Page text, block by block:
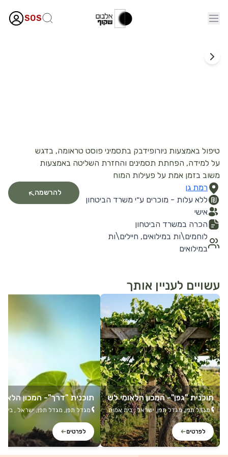
SOS
טיפול באמצעות ניורופידבק בתסמיני פוסט טראומה, בדגש
על למידה, הפחתת תסמינים והחזרת השליטה באמצעות
משוב בזמן אמת על פעילות המוח
רמת גן
ללא עלות - מוכרים ע״י משרד הביטחון
אישי
הכרה במשרד הביטחון
לוחמים\ות במילואים, חיילים\ות
במילואים
להרשמה
עשויים לעניין אותך
לפרטים נוספים
תוכנית "גפן"- המכון הלאומי לש
יקום נוירופסיכולוגי
מגדל תפן, מגדל תפן, ישראל , בית אמות
חיפה, דרך יפו 157, חיפה, 3525126,
ישראל
לפרטים
לפרטים נוספים
תוכנית "דרך"- המכון
שיקום נוירופסיכולוגי
מגדל תפן, מגדל תפן, ישראל , בית
ישראל
לפרטים